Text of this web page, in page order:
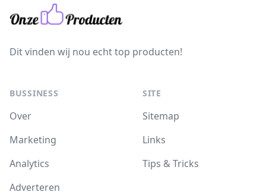
Dit vinden wij nou echt top producten!
BUSSINESS
Over
Marketing
Analytics
Adverteren
SITE
Sitemap
Links
Tips & Tricks